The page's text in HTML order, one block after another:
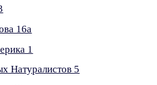
16а
1
Натуралистов 5